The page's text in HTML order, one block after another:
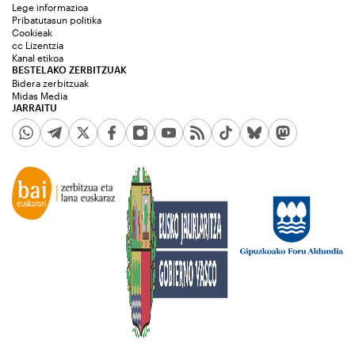
JARRAITU
Lege informazioa
Pribatutasun politika
Cookieak
cc Lizentzia
Kanal etikoa
BESTELAKO ZERBITZUAK
Bidera zerbitzuak
Midas Media